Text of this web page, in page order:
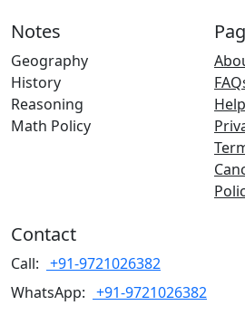
Notes
Geography
History
Reasoning
Math Policy
Help
Contact
Call: +91-9721026382
WhatsApp: +91-9721026382